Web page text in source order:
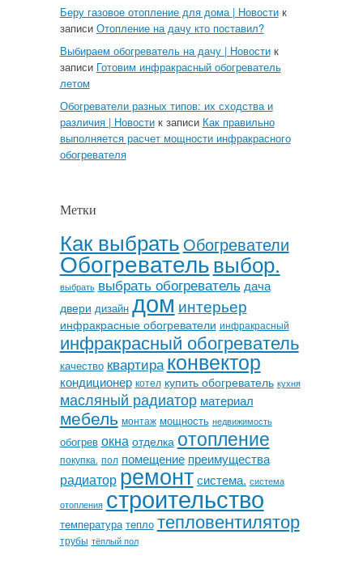
Беру газовое отопление для дома | Новостик
записи Отопление на дачу кто поставил?
Выбираем обогреватель на дачу | Новостик
записи Готовим инфракрасный обогреватель
летом
Обогреватели разных типов: их сходства и
различия | Новостик записи Как правильно
выполняется расчет мощности инфракрасного
обогревателя
Метки
Как выбрать Обогреватели
Обогревательвыбор.
выбрать выбрать обогреватель дача
двери дизайн дом интерьер
инфракрасные обогреватели инфракрасный
инфракрасный обогреватель
качество квартираконвектор
кондиционер котел купить обогреватель кухня
масляный радиатор материал
мебель монтаж мощность недвижимость
обогрев окна отделка отопление
покупка. пол помещение преимущества
радиатор ремонт система. система
отопления строительство
температура тепло тепловентилятор
трубы тёплый пол